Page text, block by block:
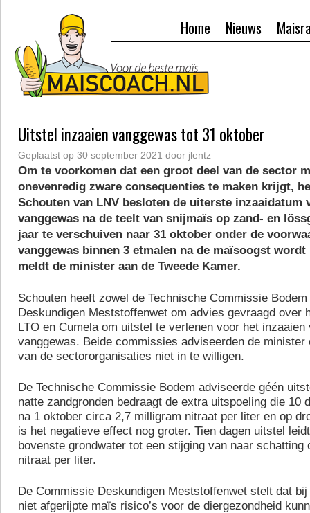
Nieuws
Home
Uitstel inzaaien vanggewas tot 31 oktober
Geplaatst op 30 september 2021 door jlentz
Om te voorkomen dat een groot deel van de sector
onevenredig zware consequenties te maken krijgt,
Schouten van LNV besloten de uiterste inzaaidatum
vanggewas na de teelt van snijmaïs op zand- en
jaar te verschuiven naar 31 oktober onder de
vanggewas binnen 3 etmalen na de maïsoogst wordt
meldt de minister aan de Tweede Kamer.
Schouten heeft zowel de Technische Commissie
Deskundigen Meststoffenwet om advies gevraagd over
LTO en Cumela om uitstel te verlenen voor het inzaaien
vanggewas. Beide commissies adviseerden de minister
van de sectororganisaties niet in te willigen.
De Technische Commissie Bodem adviseerde géén
natte zandgronden bedraagt de extra uitspoeling die 10
na 1 oktober circa 2,7 milligram nitraat per liter en op
is het negatieve effect nog groter. Tien dagen uitstel
bovenste grondwater tot een stijging van naar schatting
nitraat per liter.
De Commissie Deskundigen Meststoffenwet stelt dat
niet afgerijpte maïs risico’s voor de diergezondheid